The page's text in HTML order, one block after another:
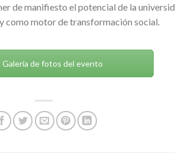
de manifiesto el potencial de la
como motor de transformación social.
Galería de fotos del evento